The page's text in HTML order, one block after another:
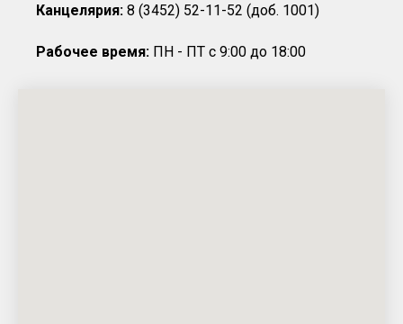
Канцелярия: 8 (3452) 52-11-52 (доб. 1001)
Рабочее время: ПН - ПТ с 9:00 до 18:00